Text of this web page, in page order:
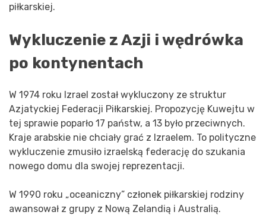
piłkarskiej.
Wykluczenie z Azji i wędrówka
po kontynentach
W 1974 roku Izrael został wykluczony ze struktur
Azjatyckiej Federacji Piłkarskiej. Propozycję Kuwejtu w
tej sprawie poparło 17 państw, a 13 było przeciwnych.
Kraje arabskie nie chciały grać z Izraelem. To polityczne
wykluczenie zmusiło izraelską federację do szukania
nowego domu dla swojej reprezentacji.
W 1990 roku „oceaniczny” członek piłkarskiej rodziny
awansował z grupy z Nową Zelandią i Australią.